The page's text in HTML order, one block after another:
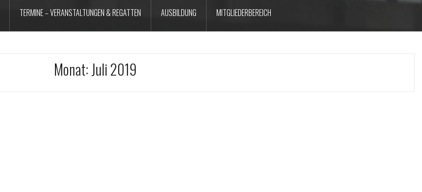
TERMINE – VERANSTALTUNGEN & REGATTEN AUSBILDUNG MITGLIEDERBEREICH
Monat: Juli 2019